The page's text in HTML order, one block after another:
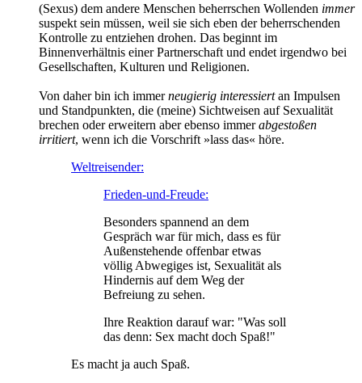
(Sexus) dem andere Menschen beherrschen Wollenden immer
suspekt sein müssen, weil sie sich eben der beherrschenden
Kontrolle zu entziehen drohen. Das beginnt im
Binnenverhältnis einer Partnerschaft und endet irgendwo bei
Gesellschaften, Kulturen und Religionen.
Von daher bin ich immerneugierig interessiertan Impulsen
und Standpunkten, die (meine) Sichtweisen auf Sexualität
brechen oder erweitern aber ebenso immerabgestoßen
irritiert, wenn ich die Vorschrift »lass das« höre.
Weltreisender:
Frieden-und-Freude:
Besonders spannend an dem
Gespräch war für mich, dass es für
Außenstehende offenbar etwas
völlig Abwegiges ist, Sexualität als
Hindernis auf dem Weg der
Befreiung zu sehen.
Ihre Reaktion darauf war: "Was soll
das denn: Sex macht doch Spaß!"
Es macht ja auch Spaß.